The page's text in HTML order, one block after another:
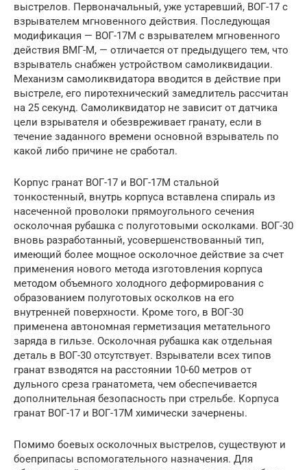
выстрелов. Первоначальный, уже устаревший, ВОГ-17 с
взрывателем мгновенного действия. Последующая
модификация — ВОГ-17М с взрывателем мгновенного
действия ВМГ-М, — отличается от предыдущего тем, что
взрыватель снабжен устройством самоликвидации.
Механизм самоликвидатора вводится в действие при
выстреле, его пиротехнический замедлитель рассчитан
на 25 секунд. Самоликвидатор не зависит от датчика
цели взрывателя и обезвреживает гранату, если в
течение заданного времени основной взрыватель по
какой либо причине не сработал.
Корпус гранат ВОГ-17 и ВОГ-17М стальной
тонкостенный, внутрь корпуса вставлена спираль из
насеченной проволоки прямоугольного сечения
осколочная рубашка с полуготовыми осколками. ВОГ-30
вновь разработанный, усовершенствованный тип,
имеющий более мощное осколочное действие за счет
применения нового метода изготовления корпуса
методом объемного холодного деформирования с
образованием полуготовых осколков на его
внутренней поверхности. Кроме того, в ВОГ-30
применена автономная герметизация метательного
заряда в гильзе. Осколочная рубашка как отдельная
деталь в ВОГ-30 отсутствует. Взрыватели всех типов
гранат взводятся на расстоянии 10-60 метров от
дульного среза гранатомета, чем обеспечивается
дополнительная безопасность при стрельбе. Корпуса
гранат ВОГ-17 и ВОГ-17М химически зачернены.
Помимо боевых осколочных выстрелов, существуют и
боеприпасы вспомогательного назначения. Для